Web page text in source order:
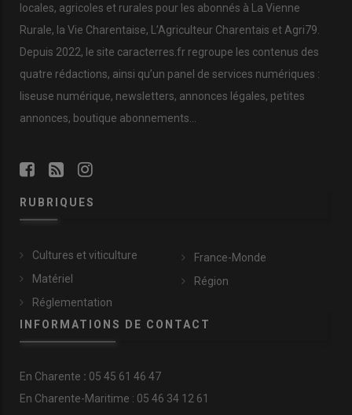
locales, agricoles et rurales pour les abonnés à La Vienne
Rurale, la Vie Charentaise, L’Agriculteur Charentais et Agri79.
Depuis 2022, le site caracterres.fr regroupe les contenus des
quatre rédactions, ainsi qu’un panel de services numériques :
liseuse numérique, newsletters, annonces légales, petites
annonces, boutique abonnements…
RUBRIQUES
Cultures et viticulture
Matériel
Réglementation
France-Monde
Région
INFORMATIONS DE CONTACT
En Charente : 05 45 61 46 47
En Charente-Maritime : 05 46 34 12 61